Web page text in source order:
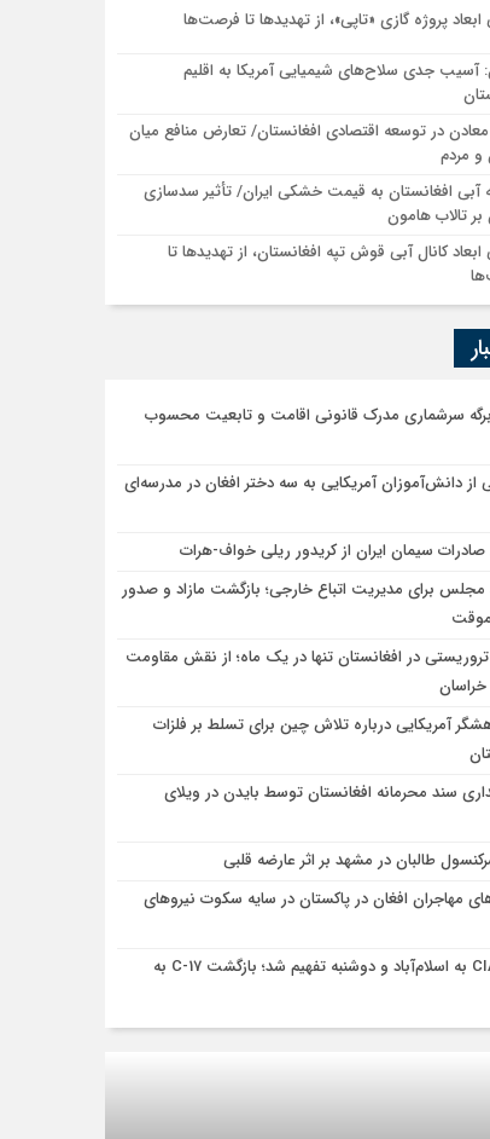
پروژه گازی «تاپی»، از تهدیدها تا فرصت‌ها
آسیب جدی سلاح‌های شیمیایی آمریکا به اقلیم
در توسعه اقتصادی افغانستان/ تعارض منافع میان
و مردم
آبی افغانستان به قیمت خشکی ایران/ تأثیر سدسازی
بر تالاب هامون
کانال آبی قوش تپه افغانستان، از تهدیدها تا
سرشماری مدرک قانونی اقامت و تابعیت محسوب
از دانش‌آموزان آمریکایی به سه دختر افغان در مدرسه‌ای
سیمان ایران از کریدور ریلی خواف-هرات
مجلس برای مدیریت اتباع خارجی؛ بازگشت مازاد و صدور
تروریستی در افغانستان تنها در یک ماه؛ از نقش مقاومت
آمریکایی درباره تلاش چین برای تسلط بر فلزات
سند محرمانه افغانستان توسط بایدن در ویلای
طالبان در مشهد بر اثر عارضه قلبی
مهاجران افغان در پاکستان در سایه سکوت نیروهای
دستورات CIA به اسلام‌آباد و دوشنبه تفهیم شد؛ بازگشت C-17 به